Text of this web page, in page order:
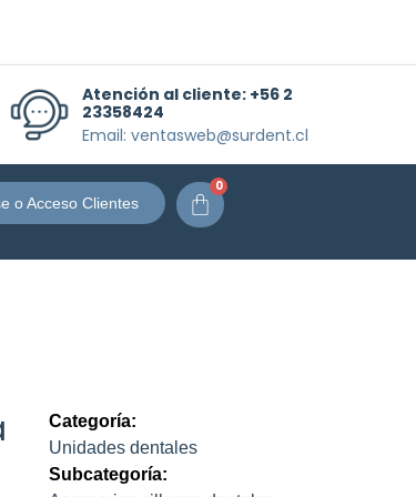
Atención al cliente: +56 2
23358424
Email: ventasweb@surdent.cl
o Acceso Clientes
0
Carrito
Categoría:
Unidades dentales
Subcategoría: